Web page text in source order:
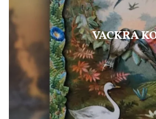
VACKRA